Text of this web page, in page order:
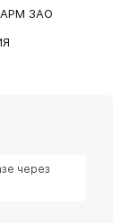
ЗАО
через